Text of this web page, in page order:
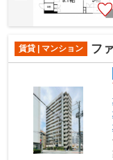
賃貸 | マンション フ